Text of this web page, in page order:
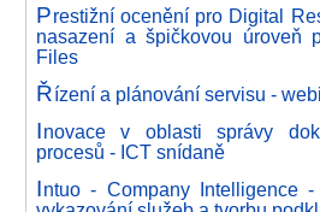
Prestižní ocenění pro Digital
nasazení a špičkovou úroveň
Files
Řízení a plánování servisu -
Inovace v oblasti správy
procesů - ICT snídaně
Intuo - Company Intelligence